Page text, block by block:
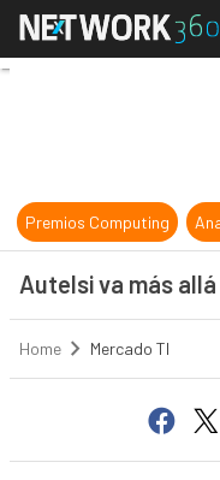
Premios Computing
Autelsi va más
Home Mercado TI